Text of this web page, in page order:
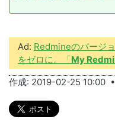
Ad: Redmineのバージ
をゼロに。「My
作成: 2019-02-25 10:00